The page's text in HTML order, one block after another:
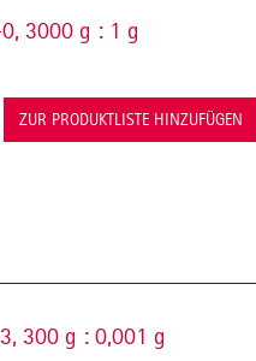
3000 g : 1 g
ZUR PRODUKTLISTE HINZUFÜGEN
300 g : 0,001 g